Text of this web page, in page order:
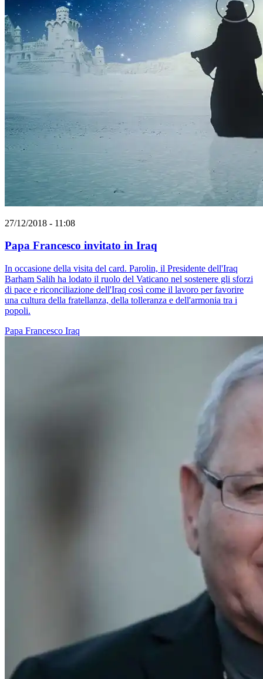
27/12/2018 - 11:08
Papa Francesco invitato in Iraq
In occasione della visita del card. Parolin, il Presidente dell'Iraq
Barham Salih ha lodato il ruolo del Vaticano nel sostenere gli sforzi
di pace e riconciliazione dell'Iraq così come il lavoro per favorire
una cultura della fratellanza, della tolleranza e dell'armonia tra i
popoli.
Papa Francesco Iraq